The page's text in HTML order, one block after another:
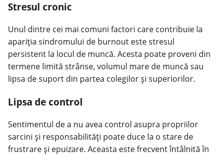
Stresul cronic
Unul dintre cei mai comuni factori care contribuie la
apariția sindromului de burnout este stresul
persistent la locul de muncă. Acesta poate proveni din
termene limită strânse, volumul mare de muncă sau
lipsa de suport din partea colegilor și superiorilor.
Lipsa de control
Sentimentul de a nu avea control asupra propriilor
sarcini și responsabilități poate duce la o stare de
frustrare și epuizare. Aceasta este frecvent întâlnită în